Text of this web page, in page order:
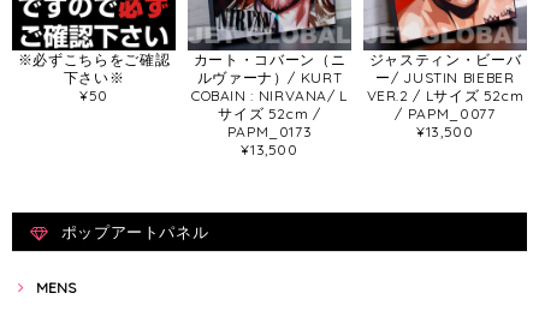
※必ずこちらをご確認
下さい※
¥50
カート・コバーン（ニ
ルヴァーナ）/ KURT
COBAIN : NIRVANA/ L
サイズ 52cm /
PAPM_0173
¥13,500
ジャスティン・ビーバ
ー/ JUSTIN BIEBER
VER.2 / Lサイズ 52cm
/ PAPM_0077
¥13,500
ポップアートパネル
MENS